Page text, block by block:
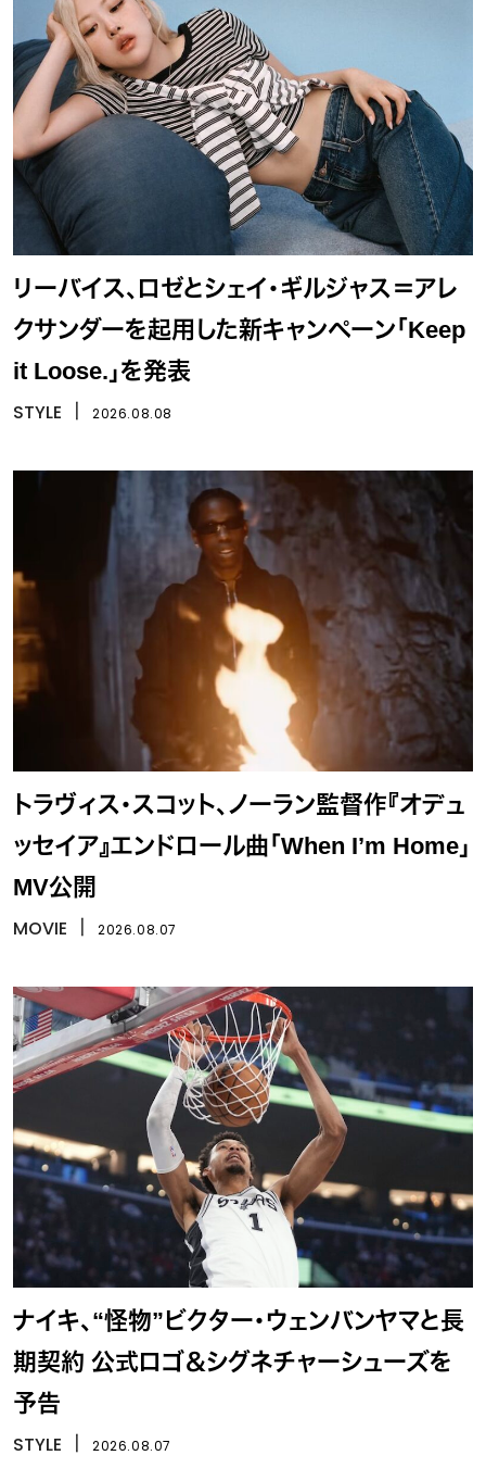
リーバイス、ロゼとシェイ・ギルジャス＝アレ
クサンダーを起用した新キャンペーン「Keep
it Loose.」を発表
STYLE 2026.08.08
トラヴィス・スコット、ノーラン監督作『オデュ
ッセイア』エンドロール曲「When I’m Home」
MV公開
MOVIE 2026.08.07
ナイキ、“怪物”ビクター・ウェンバンヤマと長
期契約 公式ロゴ＆シグネチャーシューズを
予告
STYLE 2026.08.07